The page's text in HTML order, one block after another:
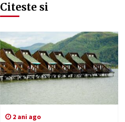
Citeste si
2 ani ago